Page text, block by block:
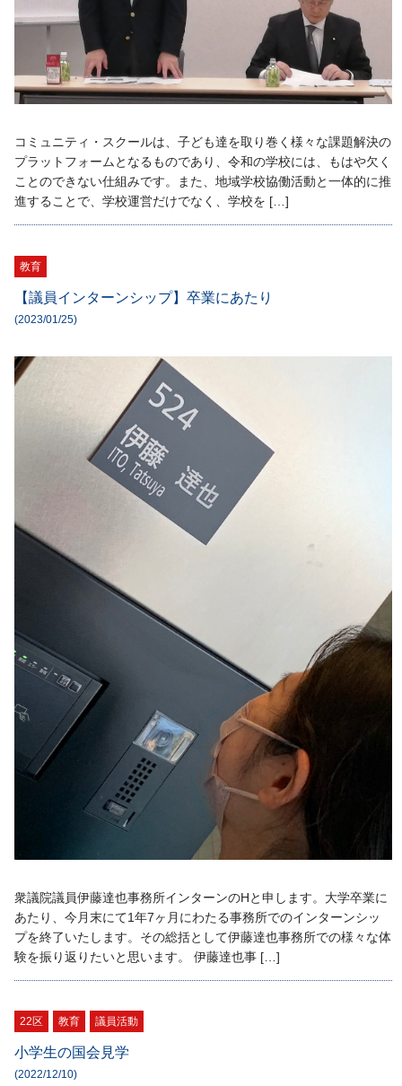
コミュニティ・スクールは、子ども達を取り巻く様々な課題解決の
プラットフォームとなるものであり、令和の学校には、もはや欠く
ことのできない仕組みです。また、地域学校協働活動と一体的に推
進することで、学校運営だけでなく、学校を […]
教育
【議員インターンシップ】卒業にあたり
(2023/01/25)
衆議院議員伊藤達也事務所インターンのHと申します。大学卒業に
あたり、今月末にて1年7ヶ月にわたる事務所でのインターンシッ
プを終了いたします。その総括として伊藤達也事務所での様々な体
験を振り返りたいと思います。 伊藤達也事 […]
22区 教育 議員活動
小学生の国会見学
(2022/12/10)